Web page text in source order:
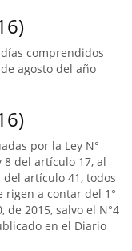
comprendidos
agosto del año
por la Ley N°
8 del artículo 17, al
del artículo 41, todos
rigen a contar del 1°
de 2015, salvo el N°4
en el Diario